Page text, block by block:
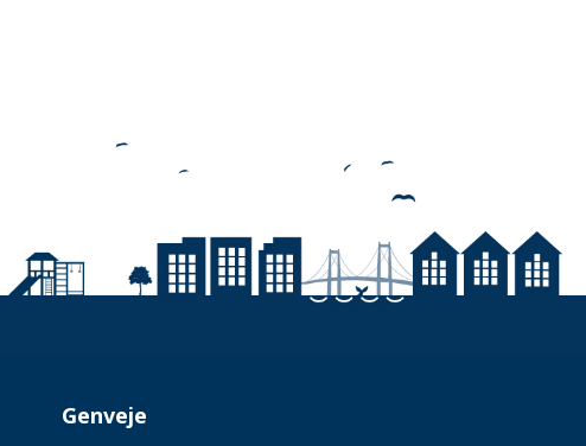
Genveje